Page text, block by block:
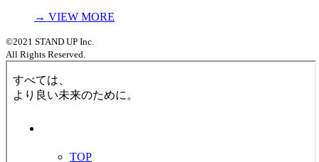
→ VIEW MORE
©2021 STAND UP Inc.
All Rights Reserved.